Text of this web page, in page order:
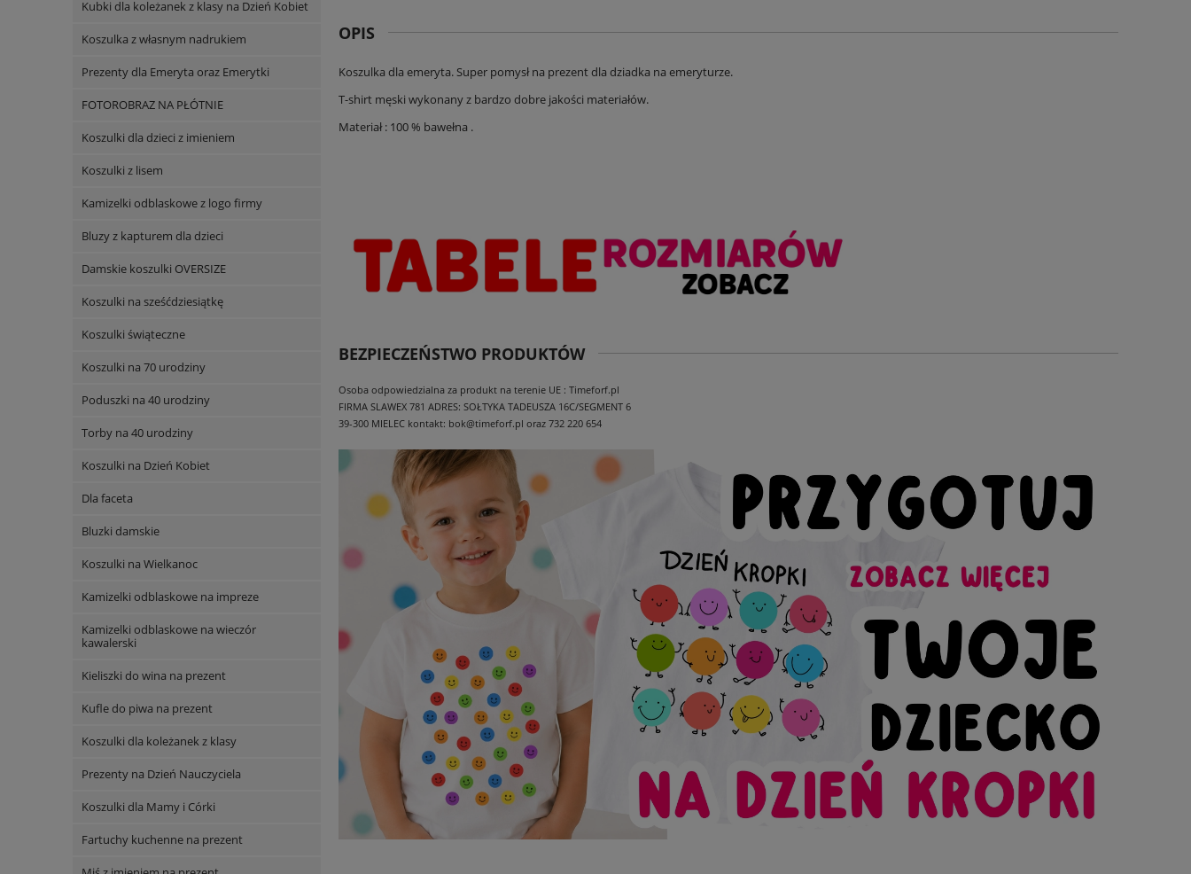
Kubki dla koleżanek z klasy na Dzień Kobiet
Koszulka z własnym nadrukiem
Prezenty dla Emeryta oraz Emerytki
FOTOROBRAZ NA PŁÓTNIE
Koszulki dla dzieci z imieniem
Koszulki z lisem
Kamizelki odblaskowe z logo firmy
Bluzy z kapturem dla dzieci
Damskie koszulki OVERSIZE
Koszulki na sześćdziesiątkę
Koszulki świąteczne
Koszulki na 70 urodziny
Poduszki na 40 urodziny
Torby na 40 urodziny
Koszulki na Dzień Kobiet
Dla faceta
Bluzki damskie
Koszulki na Wielkanoc
Kamizelki odblaskowe na impreze
Kamizelki odblaskowe na wieczór
kawalerski
Kieliszki do wina na prezent
Kufle do piwa na prezent
Koszulki dla koleżanek z klasy
Prezenty na Dzień Nauczyciela
Koszulki dla Mamy i Córki
Fartuchy kuchenne na prezent
OPIS
Koszulka dla emeryta. Super pomysł na prezent dla dziadka na emeryturze.
T-shirt męski wykonany z bardzo dobre jakości materiałów.
Materiał : 100 % bawełna .
BEZPIECZEŃSTWO PRODUKTÓW
Osoba odpowiedzialna za produkt na terenie UE : Timeforf.pl
FIRMA SLAWEX 781 ADRES: SOŁTYKA TADEUSZA 16C/SEGMENT 6
39-300 MIELEC kontakt: bok@timeforf.pl oraz 732 220 654